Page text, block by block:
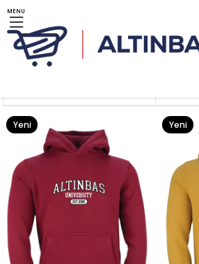
MENU
Anasayfa Giyim / Clothes
Yeni
Yeni